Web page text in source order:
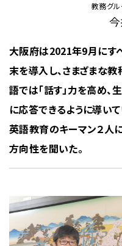
教務グ
大阪府は2021年9月にす
末を導入し、さまざまな
語では「話す」力を高め
に応答できるように導い
英語教育のキーマン２人
方向性を聞いた。